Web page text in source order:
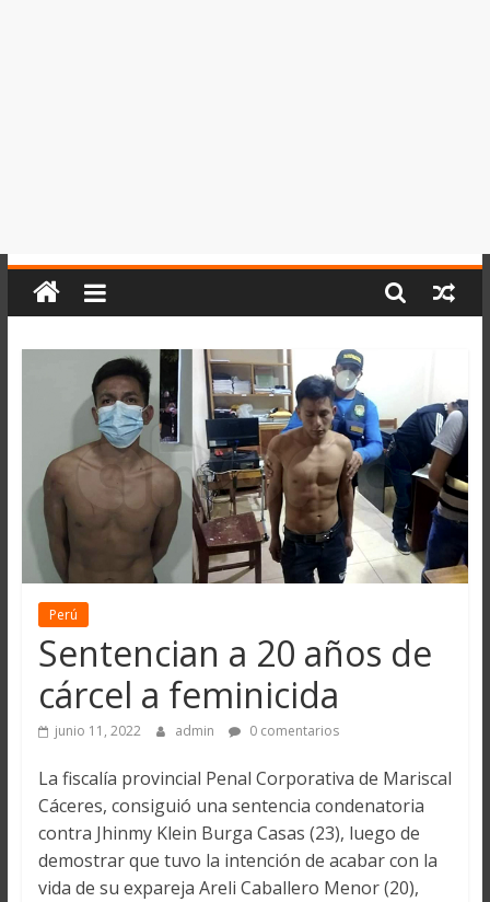
Perú
Sentencian a 20 años de
cárcel a feminicida
junio 11, 2022 admin 0 comentarios
La fiscalía provincial Penal Corporativa de Mariscal
Cáceres, consiguió una sentencia condenatoria
contra Jhinmy Klein Burga Casas (23), luego de
demostrar que tuvo la intención de acabar con la
vida de su expareja Areli Caballero Menor (20),